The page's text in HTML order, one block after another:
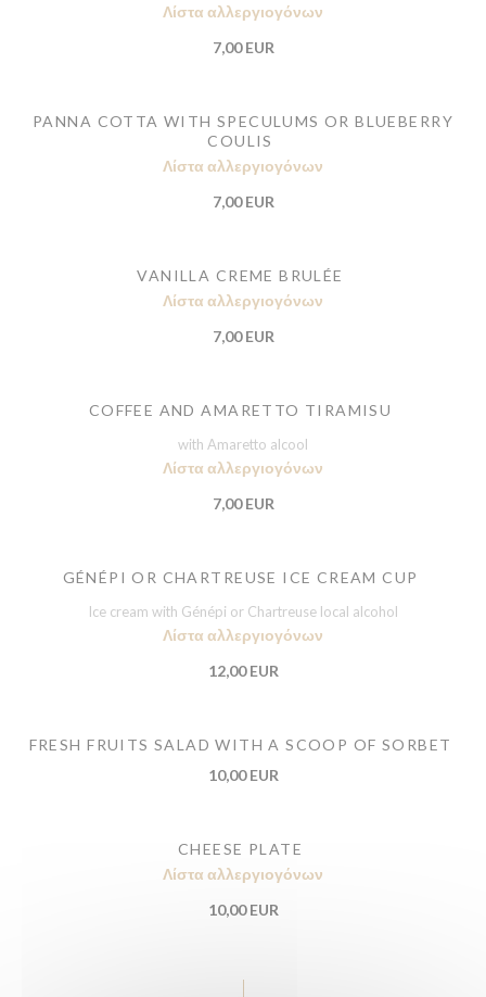
Λίστα αλλεργιογόνων
7,00 EUR
PANNA COTTA WITH SPECULUMS OR BLUEBERRY
COULIS
Λίστα αλλεργιογόνων
7,00 EUR
VANILLA CREME BRULÉE
Λίστα αλλεργιογόνων
7,00 EUR
COFFEE AND AMARETTO TIRAMISU
with Amaretto alcool
Λίστα αλλεργιογόνων
7,00 EUR
GÉNÉPI OR CHARTREUSE ICE CREAM CUP
Ice cream with Génépi or Chartreuse local alcohol
Λίστα αλλεργιογόνων
12,00 EUR
FRESH FRUITS SALAD WITH A SCOOP OF SORBET
10,00 EUR
CHEESE PLATE
Λίστα αλλεργιογόνων
10,00 EUR